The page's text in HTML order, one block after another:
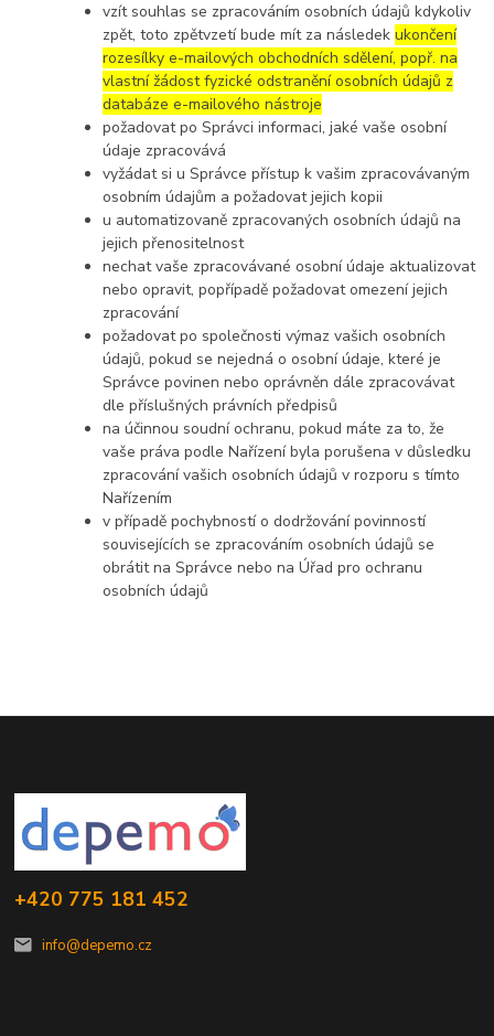
vzít souhlas se zpracováním osobních údajů kdykoliv
zpět, toto zpětvzetí bude mít za následekukončení
rozesílky e-mailových obchodních sdělení, popř. na
vlastní žádost fyzické odstranění osobních údajů z
databáze e-mailového nástroje
požadovat po Správci informaci, jaké vaše osobní
údaje zpracovává
vyžádat si u Správce přístup k vašim zpracovávaným
osobním údajům a požadovat jejich kopii
u automatizovaně zpracovaných osobních údajů na
jejich přenositelnost
nechat vaše zpracovávané osobní údaje aktualizovat
nebo opravit, popřípadě požadovat omezení jejich
zpracování
požadovat po společnosti výmaz vašich osobních
údajů, pokud se nejedná o osobní údaje, které je
Správce povinen nebo oprávněn dále zpracovávat
dle příslušných právních předpisů
na účinnou soudní ochranu, pokud máte za to, že
vaše práva podle Nařízení byla porušena v důsledku
zpracování vašich osobních údajů v rozporu s tímto
Nařízením
v případě pochybností o dodržování povinností
souvisejících se zpracováním osobních údajů se
obrátit na Správce nebo na Úřad pro ochranu
osobních údajů
+420 775 181 452
info@depemo.cz